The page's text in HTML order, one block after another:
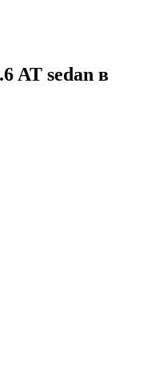
AT sedan в